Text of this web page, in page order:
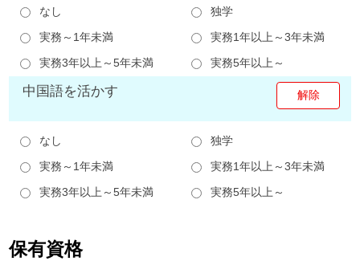
なし
独学
実務～1年未満
実務1年以上～3年未満
実務3年以上～5年未満
実務5年以上～
中国語を活かす
なし
独学
実務～1年未満
実務1年以上～3年未満
実務3年以上～5年未満
実務5年以上～
保有資格